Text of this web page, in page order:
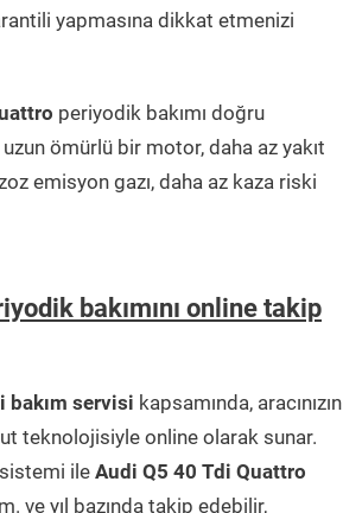
yapmasına dikkat etmenizi
periyodik bakımı doğru
uzun ömürlü bir motor, daha az yakıt
emisyon gazı, daha az kaza riski
bakımını online takip
bakım servisi kapsamında, aracınızın
teknolojisiyle online olarak sunar.
ile Audi Q5 40 Tdi Quattro
ve yıl bazında takip edebilir,